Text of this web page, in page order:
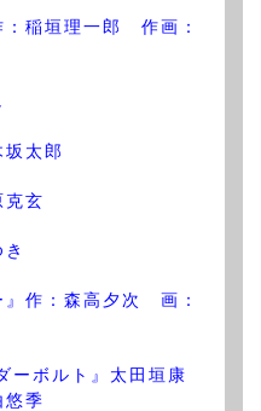
：稲垣理一郎 作画：
坂太郎
克玄
』作：森高夕次 画：
ーボルト』太田垣康
季